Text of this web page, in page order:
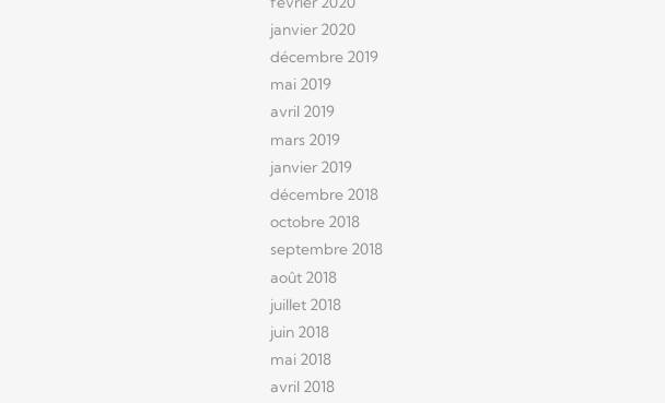
janvier 2020
décembre 2019
mai 2019
avril 2019
mars 2019
janvier 2019
décembre 2018
octobre 2018
septembre 2018
août 2018
juillet 2018
juin 2018
mai 2018
avril 2018